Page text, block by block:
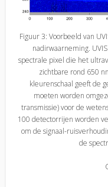
Figuur 3: Voorbeeld van
nadirwaarneming.
spectrale pixel die het
zichtbare rond 650
kleurenschaal geeft de
moeten worden
transmissie) voor de
100 detectorrijen worden
om de signaal-
de